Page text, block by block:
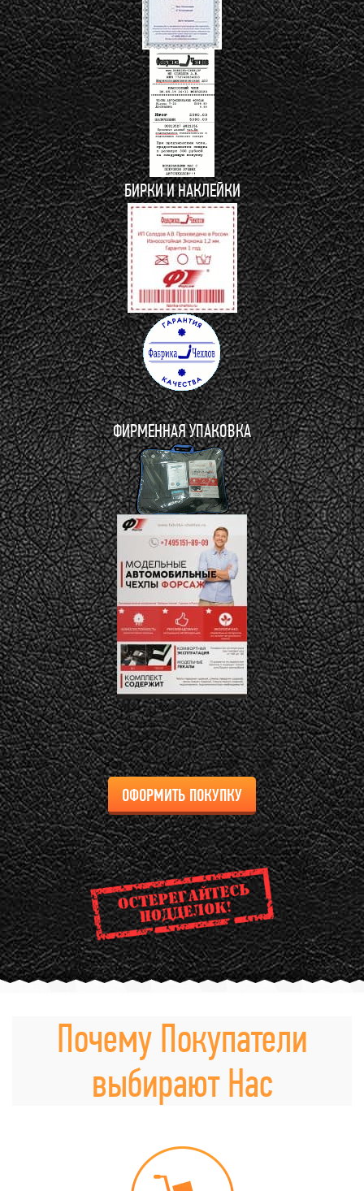
БИРКИ И НАКЛЕЙКИ
ФИРМЕННАЯ УПАКОВКА
ОФОРМИТЬ ПОКУПКУ
Почему Покупатели
выбирают Нас